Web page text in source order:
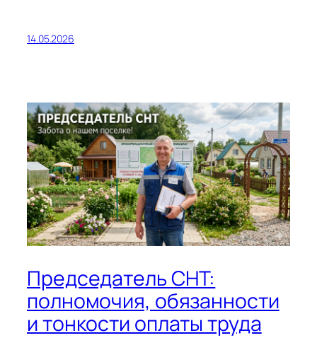
14.05.2026
Председатель СНТ:
полномочия, обязанности
и тонкости оплаты труда